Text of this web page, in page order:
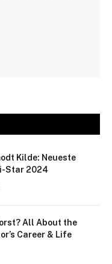
Kilde: Neueste
Star 2024
All About the
Career & Life